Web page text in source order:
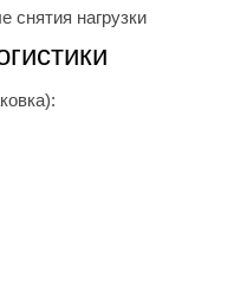
снятия нагрузки